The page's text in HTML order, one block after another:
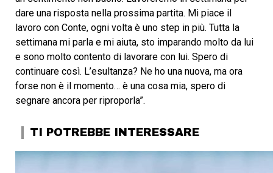
dare una risposta nella prossima partita. Mi piace il
lavoro con Conte, ogni volta è uno step in più. Tutta la
settimana mi parla e mi aiuta, sto imparando molto da lui
e sono molto contento di lavorare con lui. Spero di
continuare così. L’esultanza? Ne ho una nuova, ma ora
forse non è il momento… è una cosa mia, spero di
segnare ancora per riproporla”.
TI POTREBBE INTERESSARE